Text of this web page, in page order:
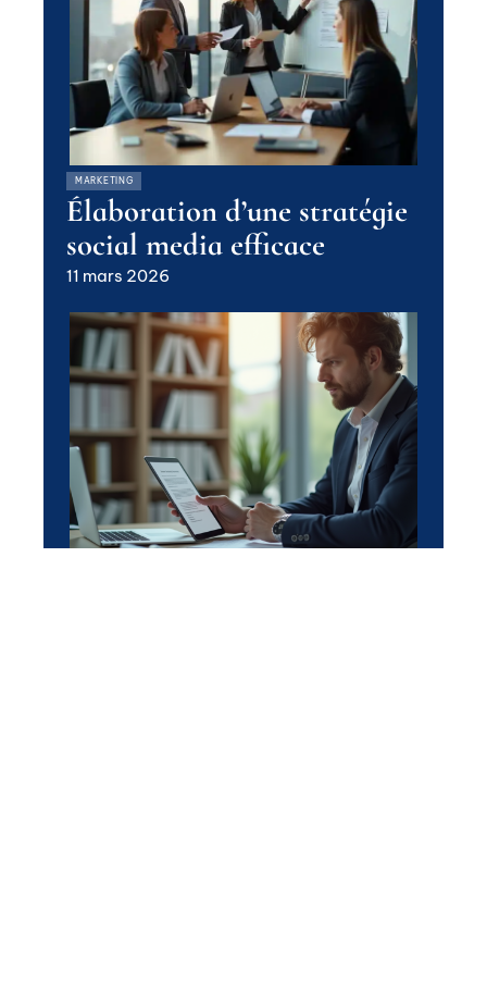
MARKETING
Élaboration d’une stratégie
social media efficace
11 mars 2026